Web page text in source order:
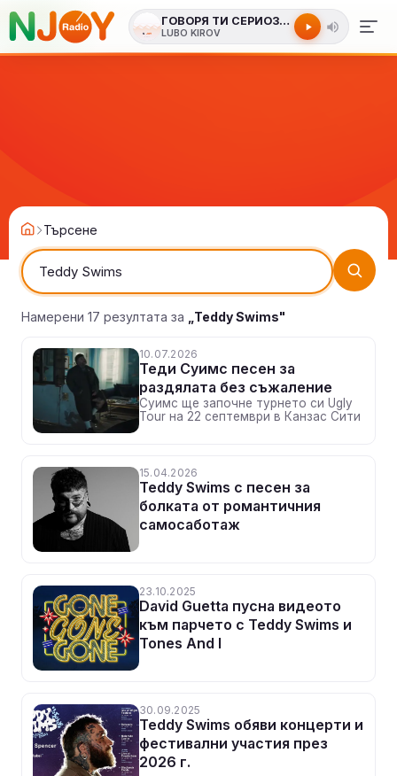
ГОВОРЯ ТИ СЕРИОЗНО
LUBO KIROV
Търсене
Намерени 17 резултата за „Teddy Swims"
10.07.2026
Теди Суимс песен за
раздялата без съжаление
Суимс ще започне турнето си Ugly
Tour на 22 септември в Канзас Сити
15.04.2026
Teddy Swims с песен за
болката от романтичния
самосаботаж
23.10.2025
David Guetta пусна видеото
към парчето с Teddy Swims и
Tones And I
30.09.2025
Teddy Swims обяви концерти и
фестивални участия през
2026 г.